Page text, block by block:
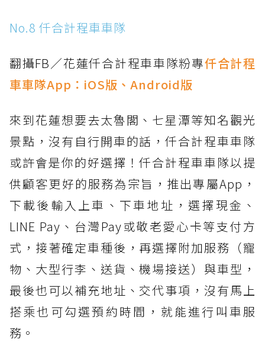
No.8 仟合計程車車隊
翻攝FB／花蓮仟合計程車車隊粉專仟合計程
車車隊App： iOS版 、 Android版
來到花蓮想要去太魯閣、七星潭等知名觀光
景點，沒有自行開車的話，仟合計程車車隊
或許會是你的好選擇！仟合計程車車隊以提
供顧客更好的服務為宗旨，推出專屬App，
下載後輸入上車、下車地址，選擇現金、
LINE Pay、台灣Pay或敬老愛心卡等支付方
式，接著確定車種後，再選擇附加服務（寵
物、大型行李、送貨、機場接送）與車型，
最後也可以補充地址、交代事項，沒有馬上
搭乘也可勾選預約時間，就能進行叫車服
務。